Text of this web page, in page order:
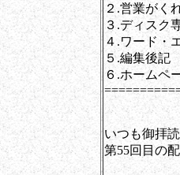
２.営業がく
３.ディスク
４.ワード・
５.編集後記
６.ホームペ
いつも御拝
第55回目の